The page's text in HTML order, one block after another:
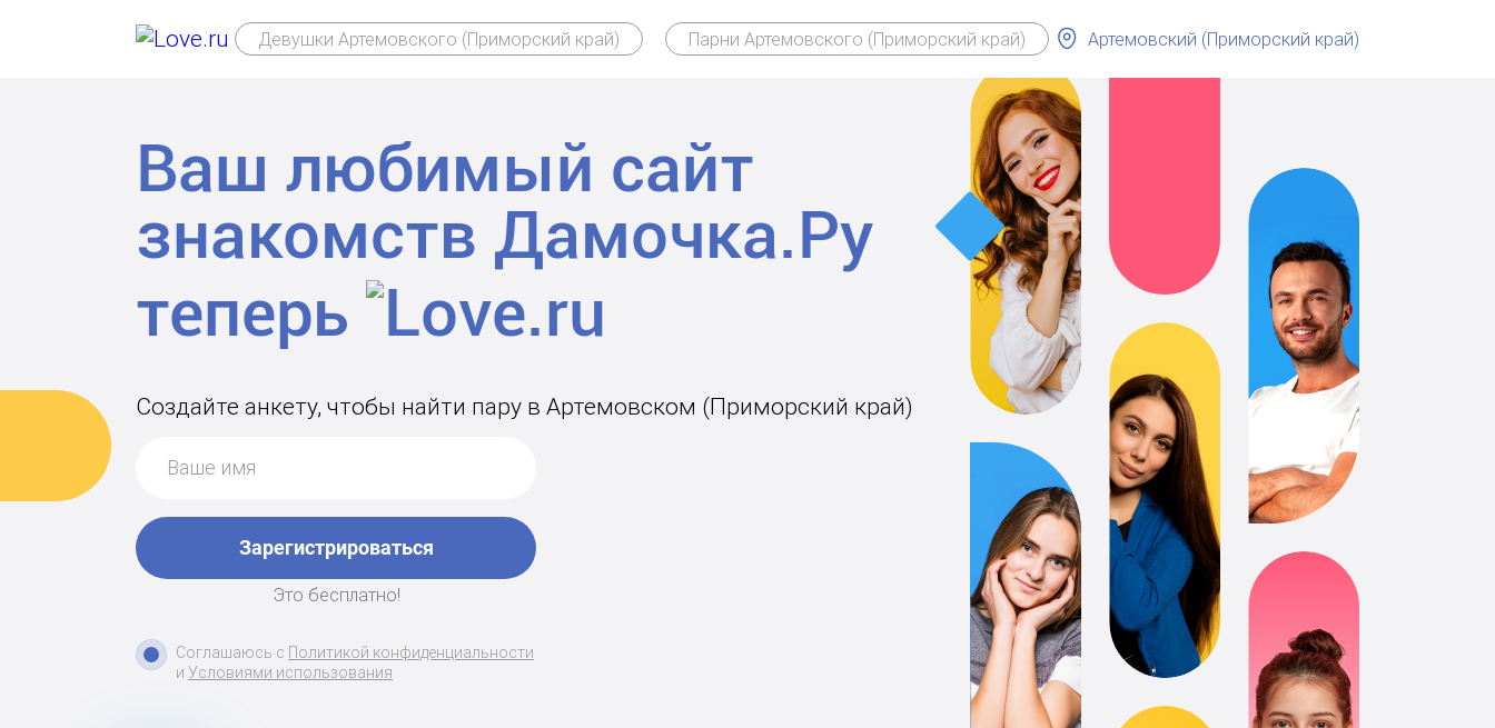
Девушки Артемовского (Приморский край) Парни Артемовского (Приморский край) Артемовский (Приморский край)
Ваш любимый сайт
знакомств Дамочка.Ру
теперь
Создайте анкету, чтобы найти пару в Артемовском (Приморский край)
Зарегистрироваться
Это бесплатно!
Соглашаюсь с Политикой конфиденциальности
и Условиями использования